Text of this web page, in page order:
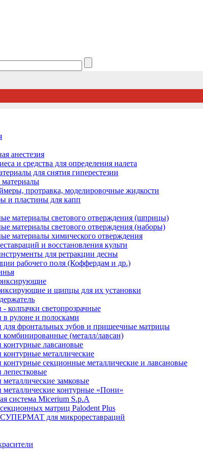
анестезия
и средства для определения налета
для снятия гиперестезии
протравка, моделировочные жидкости
и пластины для капп
материалы светового отверждения (шприцы)
материалы светового отверждения (наборы)
материалы химического отверждения
и восстановления культи
для ретракции десны
рабочего поля (Коффердам и др.)
и щипцы для их установки
колпачки светопрозрачные
рулоне и полосками
фронтальных зубов и пришеечные матрицы
(металл/лавсан)
лавсановые
металлические
секционные металлические и лавсановые
замковые
контурные «Пони»
система Micerium S.p.A
матриц Palodent Plus
для микрореставраций